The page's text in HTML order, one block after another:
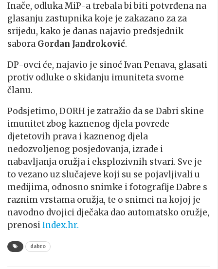
Inače, odluka MiP-a trebala bi biti potvrđena na
glasanju zastupnika koje je zakazano za za
srijedu, kako je danas najavio predsjednik
sabora Gordan Jandroković.
DP-ovci će, najavio je sinoć Ivan Penava, glasati
protiv odluke o skidanju imuniteta svome
članu.
Podsjetimo, DORH je zatražio da se Dabri skine
imunitet zbog kaznenog djela povrede
djetetovih prava i kaznenog djela
nedozvoljenog posjedovanja, izrade i
nabavljanja oružja i eksplozivnih stvari. Sve je
to vezano uz slučajeve koji su se pojavljivali u
medijima, odnosno snimke i fotografije Dabre s
raznim vrstama oružja, te o snimci na kojoj je
navodno dvojici dječaka dao automatsko oružje,
prenosiIndex.hr.
dabro